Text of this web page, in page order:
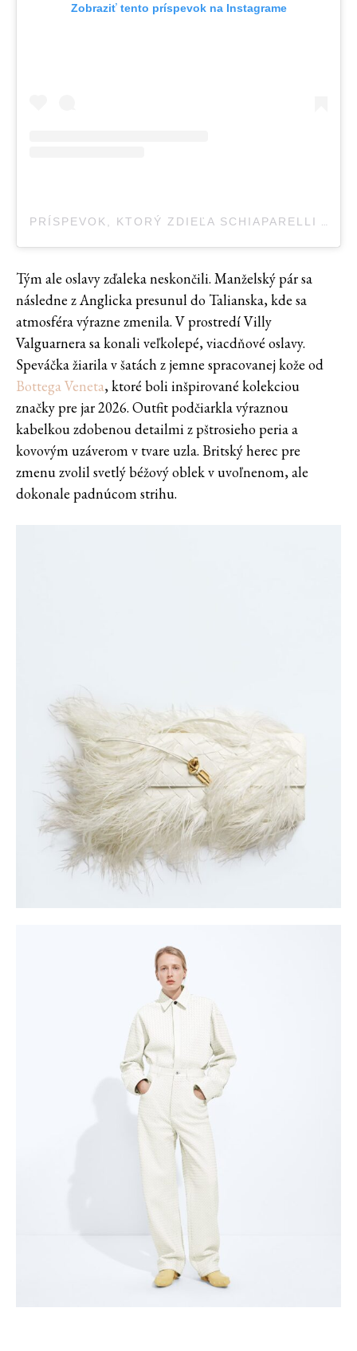
Zobraziť tento príspevok na Instagrame
PRÍSPEVOK, KTORÝ ZDIEĽA SCHIAPARELLI ARCHIVE (@SCHIAPARELLI.ARCHIVE)
Tým ale oslavy zďaleka neskončili. Manželský pár sa
následne z Anglicka presunul do Talianska, kde sa
atmosféra výrazne zmenila. V prostredí Villy
Valguarnera sa konali veľkolepé, viacdňové oslavy.
Speváčka žiarila v šatách z jemne spracovanej kože od
Bottega Veneta, ktoré boli inšpirované kolekciou
značky pre jar 2026. Outfit podčiarkla výraznou
kabelkou zdobenou detailmi z pštrosieho peria a
kovovým uzáverom v tvare uzla. Britský herec pre
zmenu zvolil svetlý béžový oblek v uvoľnenom, ale
dokonale padnúcom strihu.